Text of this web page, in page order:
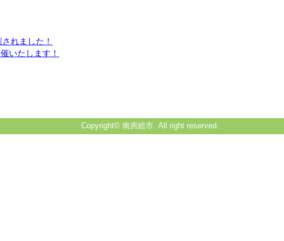
れました！
いたします！
Copyright© 南房総市. All right reserved.